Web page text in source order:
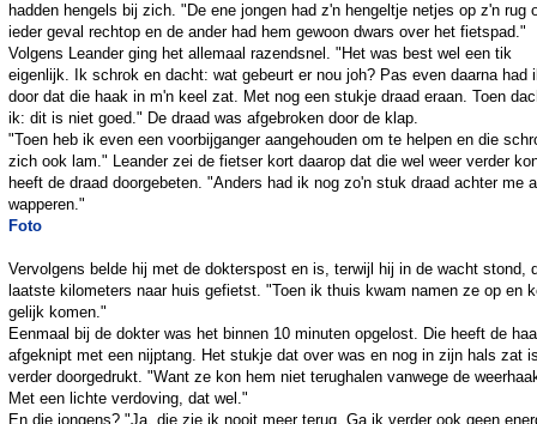
hadden hengels bij zich. "De ene jongen had z'n hengeltje netjes op z'n rug
ieder geval rechtop en de ander had hem gewoon dwars over het fietspad."
Volgens Leander ging het allemaal razendsnel. "Het was best wel een tik
eigenlijk. Ik schrok en dacht: wat gebeurt er nou joh? Pas even daarna had
door dat die haak in m'n keel zat. Met nog een stukje draad eraan. Toen
ik: dit is niet goed." De draad was afgebroken door de klap.
"Toen heb ik even een voorbijganger aangehouden om te helpen en die
zich ook lam." Leander zei de fietser kort daarop dat die wel weer verder
heeft de draad doorgebeten. "Anders had ik nog zo'n stuk draad achter me
wapperen."
Foto
Vervolgens belde hij met de dokterspost en is, terwijl hij in de wacht stond,
laatste kilometers naar huis gefietst. "Toen ik thuis kwam namen ze op en
gelijk komen."
Eenmaal bij de dokter was het binnen 10 minuten opgelost. Die heeft de
afgeknipt met een nijptang. Het stukje dat over was en nog in zijn hals zat
verder doorgedrukt. "Want ze kon hem niet terughalen vanwege de
Met een lichte verdoving, dat wel."
En die jongens? "Ja, die zie ik nooit meer terug. Ga ik verder ook geen